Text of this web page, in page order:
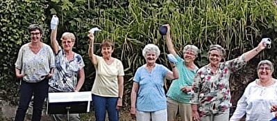
Exporter les lignes sélectionnées
Exporter toutes les colonnes
Exporter uniquement les colonnes affichées
Menu
<
>